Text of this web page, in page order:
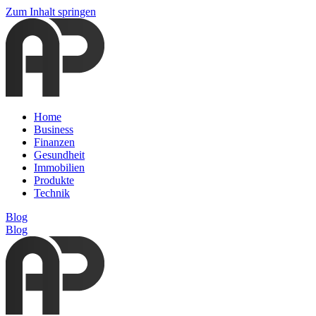
Zum Inhalt springen
Home
Business
Finanzen
Gesundheit
Immobilien
Produkte
Technik
Blog
Blog